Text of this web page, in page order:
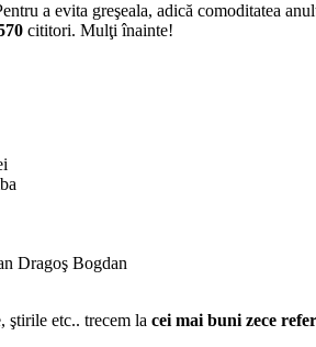
a evita greşeala, adică comoditatea
cititori. Mulţi înainte!
Dragoş Bogdan
ştirile etc.. trecem la cei mai buni zece